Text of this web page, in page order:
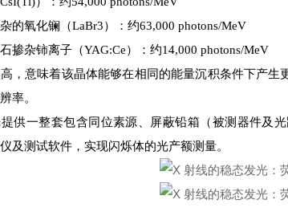
的氧化镧（LaBr3）：约63,000 photons/MeV
掺杂铈离子（YAG:Ce）：约14,000 photons/MeV
，意味着该晶体能够在相同的能量沉积条件下产
率。
供一整套包含同位素源、屏蔽铅箱（被测器件及
及测试软件，实现闪烁体的光产额测量。